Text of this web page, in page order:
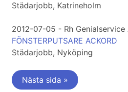
Städarjobb, Katrineholm
2012-07-05 - Rh Genialservice
FÖNSTERPUTSARE ACKORD
Städarjobb, Nyköping
Nästa sida »